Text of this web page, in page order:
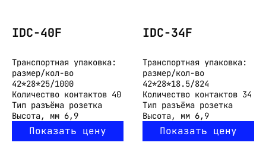
IDC-40F
Транспортная упаковка:
размер/кол-во
42*28*25/1000
Количество контактов 40
Тип разъёма розетка
Высота, мм 6,9
Показать цену
IDC-34F
Транспортная упаковка:
размер/кол-во
42*28*18.5/824
Количество контактов 34
Тип разъёма розетка
Высота, мм 6,9
Показать цену